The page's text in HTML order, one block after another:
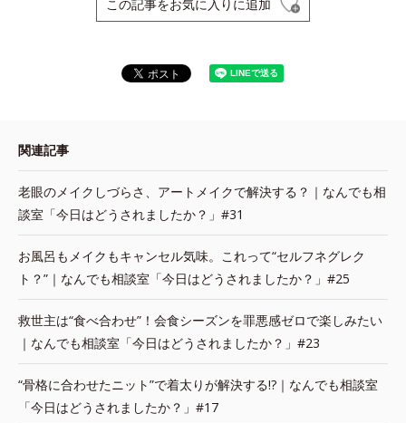
この記事をお気に入りに追加
関連記事
老眼のメイクしづらさ、アートメイクで解決する？｜なんでも相
談室「今日はどうされましたか？」#31
お風呂もメイクもキャンセル気味。これって“セルフネグレク
ト？”｜なんでも相談室「今日はどうされましたか？」#25
救世主は“食べ合わせ”！会食シーズンを罪悪感ゼロで楽しみたい
｜なんでも相談室「今日はどうされましたか？」#23
“骨格に合わせたニット”で着太りが解決する!?｜なんでも相談室
「今日はどうされましたか？」#17